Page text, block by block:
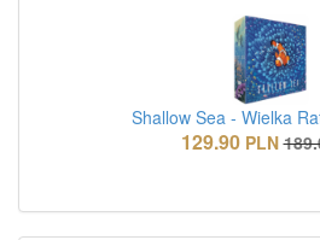
Shallow Sea - Wielka
129.90 PLN